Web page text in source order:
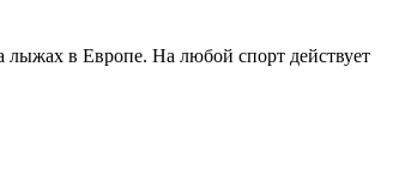
лыжах в Европе. На любой спорт действует